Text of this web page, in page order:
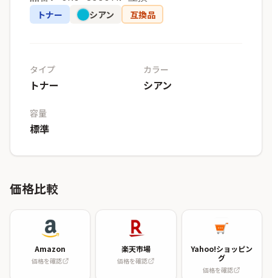
トナー シアン 互換品
タイプ
トナー
カラー
シアン
容量
標準
価格比較
Amazon
価格を確認
楽天市場
価格を確認
Yahoo!ショッピン
グ
価格を確認